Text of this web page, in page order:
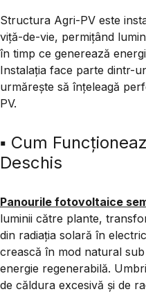
Structura Agri-PV este
viță-de-vie, permițând
în timp ce generează
Instalația face parte dintr-
urmărește să înțeleagă
PV.
▪️ Cum
Deschis
Panourile fotovoltaice
luminii către plante,
din radiația solară în
crească în mod natural
energie regenerabilă.
de căldura excesivă și de